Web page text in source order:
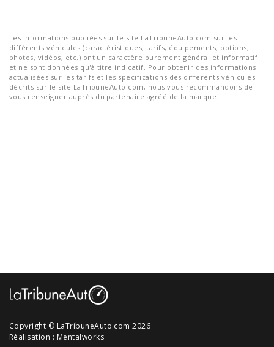
Les informations publiées sur le site LaTribuneAuto.com sur les
différents véhicules (caractéristiques, tarifs, équipements, options,
photos, vidéos, etc.) ont un caractère purement général et informatif
et ne sont données qu'à titre indicatif. Pour obtenir des informations
actualisées sur les tarifs et les spécifications des différents véhicules
décrits sur le site LaTribuneAuto.com, nous vous recommandons de
vous renseigner auprès du partenaire agréé de la marque.
Copyright © LaTribuneAuto.com 2026
Réalisation : Mentalworks